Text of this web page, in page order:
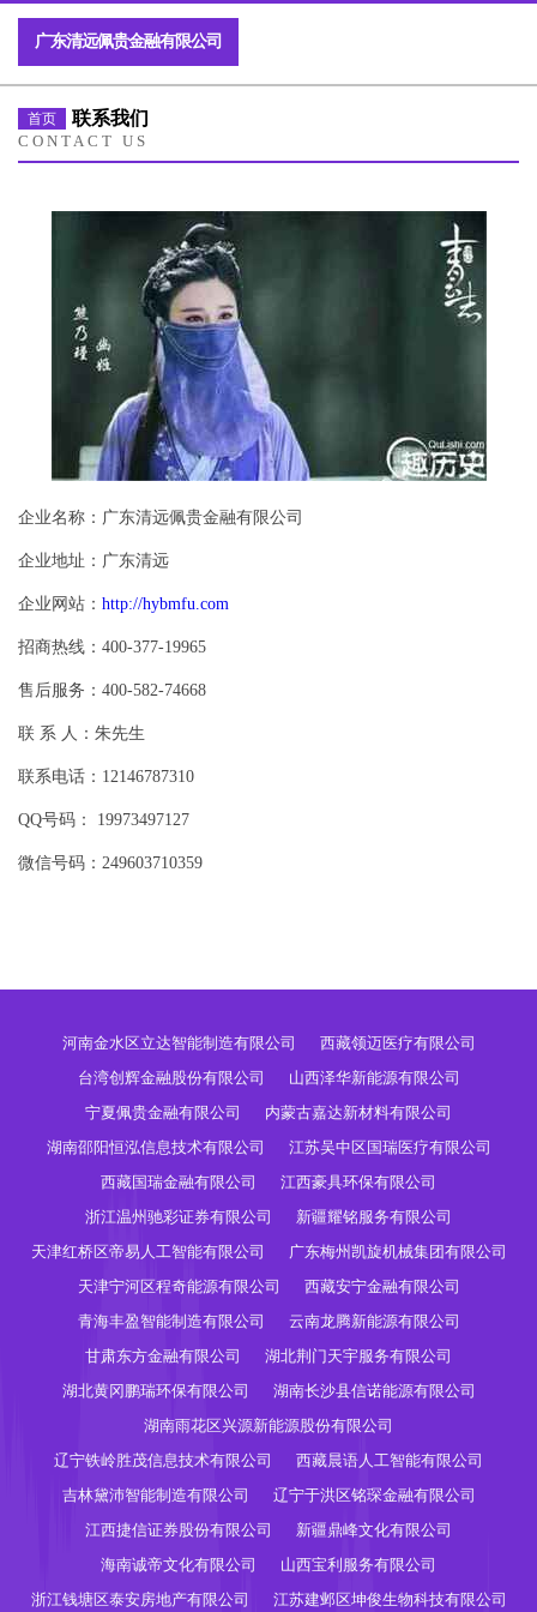
广东清远佩贵金融有限公司
首页 联系我们
CONTACT US
企业名称：广东清远佩贵金融有限公司
企业地址：广东清远
企业网站： http://hybmfu.com
招商热线：400-377-19965
售后服务：400-582-74668
联 系 人：朱先生
联系电话：12146787310
QQ号码： 19973497127
微信号码：249603710359
河南金水区立达智能制造有限公司
西藏领迈医疗有限公司
台湾创辉金融股份有限公司
山西泽华新能源有限公司
宁夏佩贵金融有限公司
内蒙古嘉达新材料有限公司
湖南邵阳恒泓信息技术有限公司
江苏吴中区国瑞医疗有限公司
西藏国瑞金融有限公司
江西豪具环保有限公司
浙江温州驰彩证券有限公司
新疆耀铭服务有限公司
天津红桥区帝易人工智能有限公司
广东梅州凯旋机械集团有限公司
天津宁河区程奇能源有限公司
西藏安宁金融有限公司
青海丰盈智能制造有限公司
云南龙腾新能源有限公司
甘肃东方金融有限公司
湖北荆门天宇服务有限公司
湖北黄冈鹏瑞环保有限公司
湖南长沙县信诺能源有限公司
湖南雨花区兴源新能源股份有限公司
辽宁铁岭胜茂信息技术有限公司
西藏晨语人工智能有限公司
吉林黛沛智能制造有限公司
辽宁于洪区铭琛金融有限公司
江西捷信证券股份有限公司
新疆鼎峰文化有限公司
海南诚帝文化有限公司
山西宝利服务有限公司
浙江钱塘区泰安房地产有限公司
江苏建邺区坤俊生物科技有限公司